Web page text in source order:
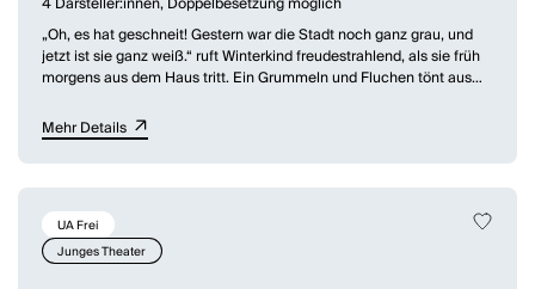
„Oh, es hat geschneit! Gestern war die Stadt noch ganz grau, und
jetzt ist sie ganz weiß.“ ruft Winterkind freudestrahlend, als sie früh
morgens aus dem Haus tritt. Ein Grummeln und Fluchen tönt aus
mit Hut ist der Bewohner dieser Tasche und gar nicht erfreut über
diesen frühen Weckruf. Winterkind zieht ihren verschlafenen Freund
heraus. Hoffentlich kann ein Frühstück ihn milde stimmen. Aber wo
bleibt es nur? „Vielleicht hat es die Straßenbahn verpasst. Vielleicht
ist es auch im Fahrstuhl stecken geblieben oder hat den Wecker
nicht gehört.“ überlegt Winterkind. Gemeinsam machen sie sich auf
die Suche nach ihrem Frühstück. Dabei fällt ihnen ein magischer
Zauberwürfel in die Hände, mit dem sie plötzlich andere Sprachen
Mehr Details
UA Frei
Junges Theater